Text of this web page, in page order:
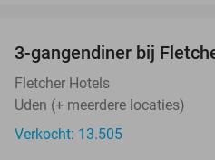
3-gangendiner bij
Fletcher Hotels
Uden (+ meerdere locaties)
Verkocht: 13.505